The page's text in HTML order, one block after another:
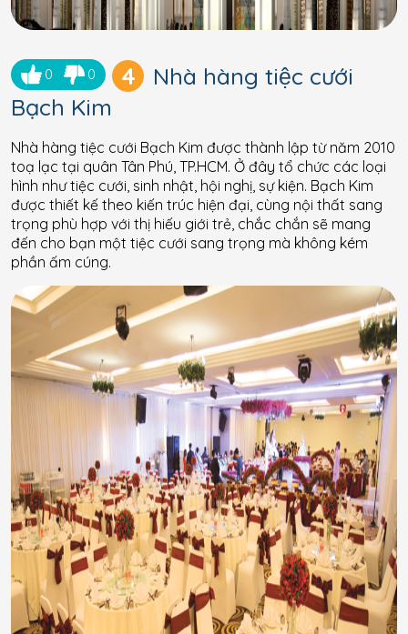
0 0 4
Nhà hàng tiệc cưới
Bạch Kim
Nhà hàng tiệc cưới Bạch Kim được thành lập từ năm 2010
toạ lạc tại quân Tân Phú, TP.HCM. Ở đây tổ chức các loại
hình như tiệc cưới, sinh nhật, hội nghị, sự kiện. Bạch Kim
được thiết kế theo kiến trúc hiện đại, cùng nội thất sang
trọng phù hợp với thị hiếu giới trẻ, chắc chắn sẽ mang
đến cho bạn một tiệc cưới sang trọng mà không kém
phần ấm cúng.